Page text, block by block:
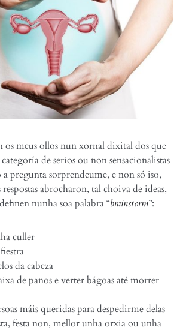
os meus ollos nun xornal dixital dos que
de serios ou non sensacionalistas
pregunta sorprendeume, e non só iso,
respostas abrocharon, tal choiva de ideas,
nunha soa palabra “brainstorm”:
culler
da cabeza
de panos e verter bágoas até morrer
máis queridas para despedirme delas
festa non, mellor unha orxia ou unha